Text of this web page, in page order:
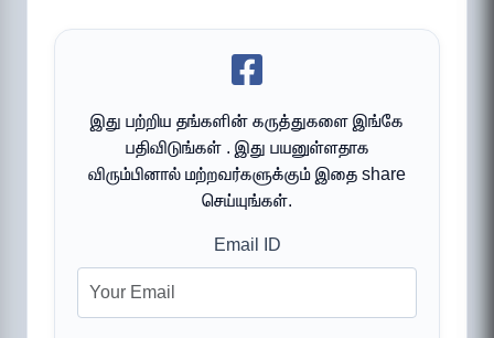
இது பற்றிய தங்களின் கருத்துகளை இங்கே
பதிவிடுங்கள் . இது பயனுள்ளதாக
விரும்பினால் மற்றவர்களுக்கும் இதை share
செய்யுங்கள்.
Email ID